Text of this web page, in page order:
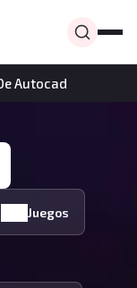
Autocad
Juegos